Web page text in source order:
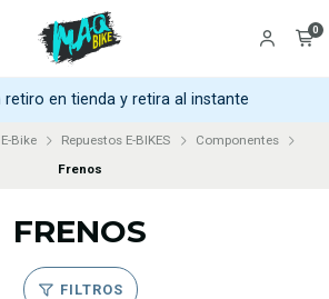
0
en tienda y retira al instante
E-Bike Repuestos E-BIKES
Componentes
Frenos
FRENOS
FILTROS